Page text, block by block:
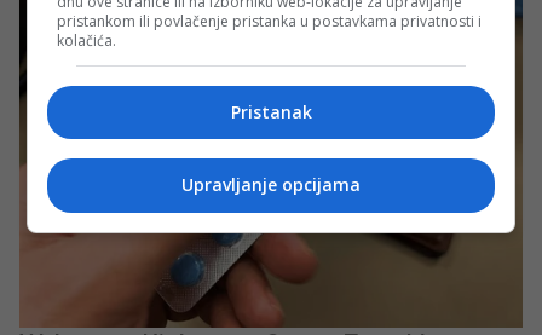
pristankom ili povlačenje pristanka u postavkama privatnosti i
kolačića.
Pristanak
Upravljanje opcijama